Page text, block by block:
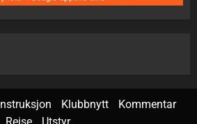
Instruksjon Klubbnytt
Kommentar